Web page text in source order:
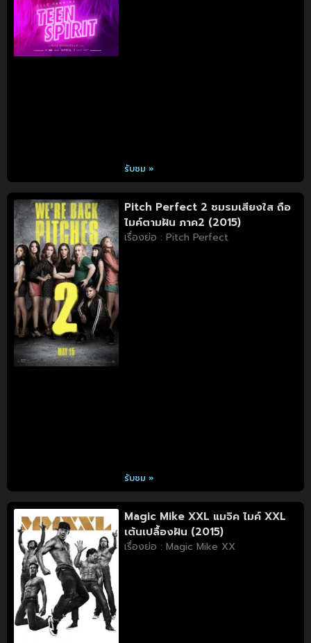
รับชม »
Pitch Perfect 2 ชมรมเสียงใส ถือ
ไมค์ตามฝัน ภาค2 (2015)
เรื่องย่อ : Pitch Perfect
รับชม »
Magic Mike XXL แมจิค ไมค์ XXL
เต้นเปลื้องฝัน (2015)
เรื่องย่อ : Magic Mike XX